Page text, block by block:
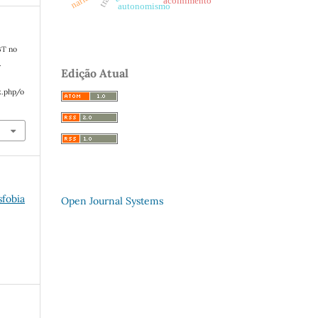
no
o
autonomismo
Edição Atual
Open Journal Systems